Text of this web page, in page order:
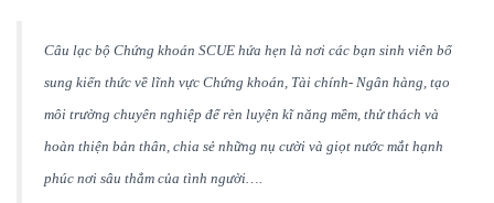
Câu lạc bộ Chứng khoán SCUE hứa hẹn là nơi các bạn sinh viên bổ
sung kiến thức về lĩnh vực Chứng khoán, Tài chính- Ngân hàng, tạo
môi trường chuyên nghiệp để rèn luyện kĩ năng mềm, thử thách và
hoàn thiện bản thân, chia sẻ những nụ cười và giọt nước mắt hạnh
phúc nơi sâu thẳm của tình người….